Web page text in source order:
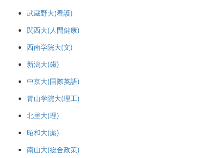
武蔵野大(看護)
関西大(人間健康)
西南学院大(文)
新潟大(歯)
中京大(国際英語)
青山学院大(理工)
北里大(理)
昭和大(薬)
南山大(総合政策)